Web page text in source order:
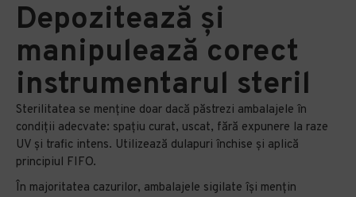
Depozitează și
manipulează corect
instrumentarul steril
Sterilitatea se menține doar dacă păstrezi ambalajele în
condiții adecvate: spațiu curat, uscat, fără expunere la raze
UV și trafic intens. Utilizează dulapuri închise și aplică
principiul FIFO.
În majoritatea cazurilor, ambalajele sigilate își mențin